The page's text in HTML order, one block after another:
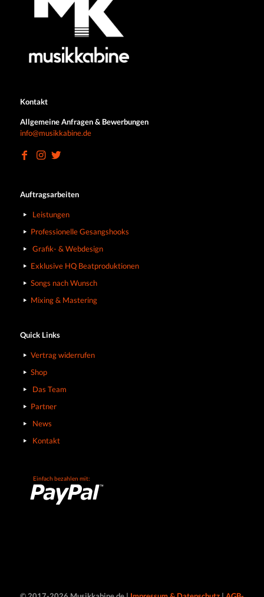
Kontakt
Allgemeine Anfragen & Bewerbungen
info@musikkabine.de
Auftragsarbeiten
Leistungen
Professionelle Gesangshooks
Grafik- & Webdesign
Exklusive HQ Beatproduktionen
Songs nach Wunsch
Mixing & Mastering
Quick Links
Vertrag widerrufen
Shop
Das Team
Partner
News
Kontakt
Einfach bezahlen mit: